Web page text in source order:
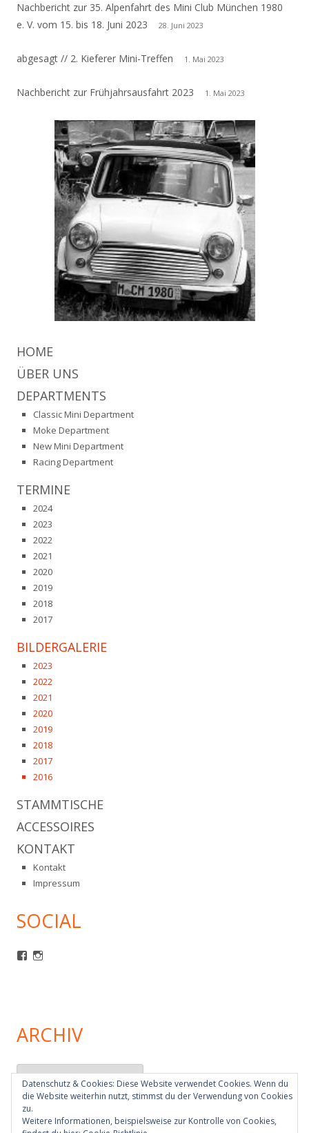
Nachbericht zur 35. Alpenfahrt des Mini Club München 1980
e. V. vom 15. bis 18. Juni 2023
28. Juni 2023
abgesagt // 2. Kieferer Mini-Treffen 1. Mai 2023
Nachbericht zur Frühjahrsausfahrt 2023 1. Mai 2023
HOME
ÜBER UNS
DEPARTMENTS
Classic Mini Department
Moke Department
New Mini Department
Racing Department
TERMINE
2024
2023
2022
2021
2020
2019
2018
2017
BILDERGALERIE
2023
2022
2021
2020
2019
2018
2017
2016
STAMMTISCHE
ACCESSOIRES
KONTAKT
Kontakt
Impressum
SOCIAL
Profil
ARCHIV
Archiv
Datenschutz & Cookies: Diese Website verwendet Cookies. Wenn du
die Website weiterhin nutzt, stimmst du der Verwendung von Cookies
zu.
Weitere Informationen, beispielsweise zur Kontrolle von Cookies,